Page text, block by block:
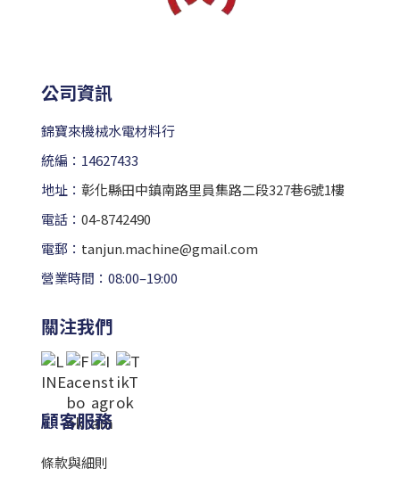
公司資訊
錦寶來機械水電材料行
統編：14627433
地址： 彰化縣田中鎮南路里員集路二段327巷6號1樓
電話： 04-8742490
電郵： tanjun.machine@gmail.com
營業時間：08:00–19:00
關注我們
顧客服務
條款與細則